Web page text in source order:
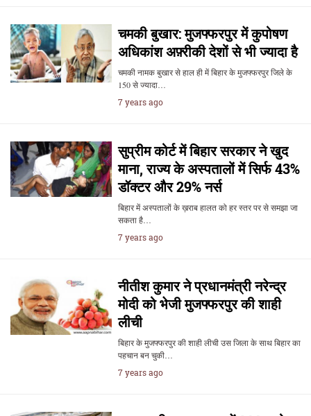
चमकी बुखार: मुजफ्फरपुर में कुपोषण
अधिकांश अफ़्रीकी देशों से भी ज्यादा है
चमकी नामक बुखार से हाल ही में बिहार के मुजफ्फरपुर जिले के
150 से ज्यादा…
7 years ago
सुप्रीम कोर्ट में बिहार सरकार ने खुद
माना, राज्य के अस्पतालों में सिर्फ 43%
डॉक्टर और 29% नर्स
बिहार में अस्पतालों के ख़राब हालत को हर स्तर पर से समझा जा
सकता है…
7 years ago
नीतीश कुमार ने प्रधानमंत्री नरेन्द्र
मोदी को भेजी मुजफ्फरपुर की शाही
लीची
बिहार के मुजफ्फरपुर की शाही लीची उस जिला के साथ बिहार का
पहचान बन चुकी…
7 years ago